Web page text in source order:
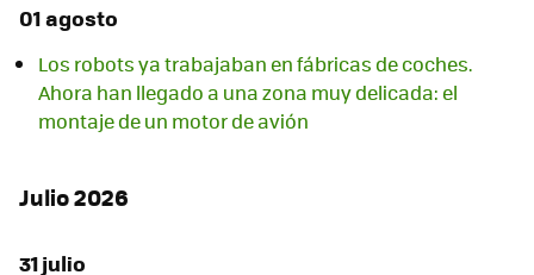
01 agosto
Los robots ya trabajaban en fábricas de coches.
Ahora han llegado a una zona muy delicada: el
montaje de un motor de avión
Julio 2026
31 julio